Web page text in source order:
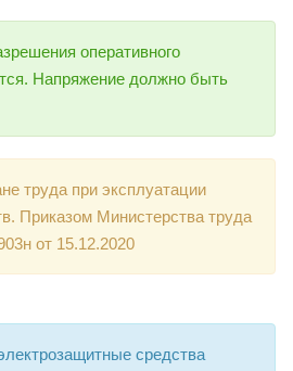
оперативного
Напряжение должно быть
труда при эксплуатации
Приказом Министерства труда
от 15.12.2020
средства